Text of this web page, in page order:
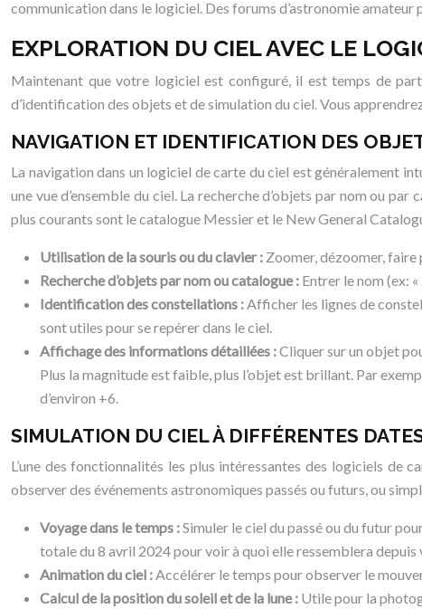
communication dans le logiciel. Des forums d’astronomie
EXPLORATION DU CIEL AVEC LE
Maintenant que votre logiciel est configuré, il est temps de
d’identification des objets et de simulation du ciel. Vous
NAVIGATION ET IDENTIFICATION DES
La navigation dans un logiciel de carte du ciel est généralement
une vue d’ensemble du ciel. La recherche d’objets par nom ou
plus courants sont le catalogue Messier et le New General
Utilisation de la souris ou du clavier : Zoomer, dézoomer,
Recherche d’objets par nom ou catalogue : Entrer le nom (ex:
Identification des constellations :Afficher les lignes de
sont utiles pour se repérer dans le ciel.
Affichage des informations détaillées :Cliquer sur un objet
Plus la magnitude est faible, plus l’objet est brillant. Par
d’environ +6.
SIMULATION DU CIEL À DIFFÉRENTES
L’une des fonctionnalités les plus intéressantes des logiciels
observer des événements astronomiques passés ou futurs, ou
Voyage dans le temps :Simuler le ciel du passé ou du futur
totale du 8 avril 2024 pour voir à quoi elle ressemblera depuis
Animation du ciel :Accélérer le temps pour observer le
Calcul de la position du soleil et de la lune : Utile pour la